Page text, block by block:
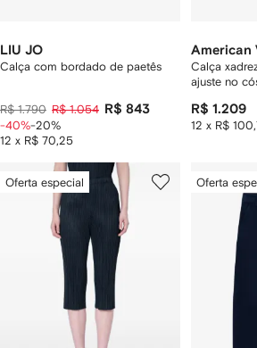
LIU JO
Calça com bordado de paetês
R$ 1.790 R$ 1.054 R$ 843
12 x R$ 70,25
-40%-20%
American
Calça
ajuste no
R$ 1.209
12 x R$
Oferta especial Oferta